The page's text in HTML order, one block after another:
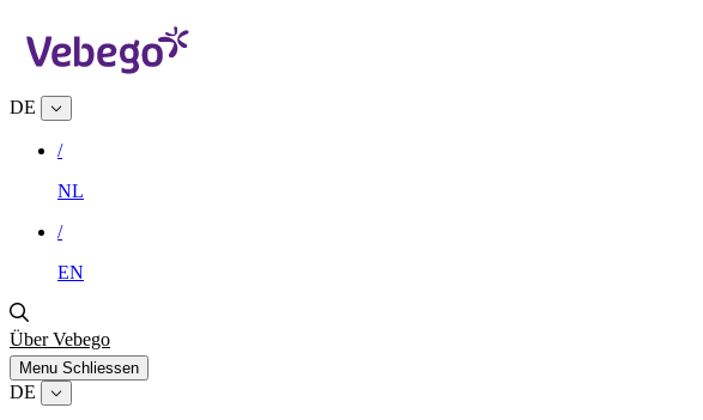
DE
/
NL
/
EN
Über Vebego
Menu Schliessen
DE